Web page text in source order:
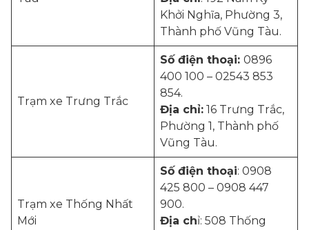
Khởi Nghĩa, Phường 3,
Thành phố Vũng Tàu.
Trạm xe Trưng Trắc
Số điện thoại: 0896
400 100 – 02543 853
854.
Địa chỉ: 16 Trưng Trắc,
Phường 1, Thành phố
Vũng Tàu.
Trạm xe Thống Nhất
Mới
Số điện thoại: 0908
425 800 – 0908 447
900.
Địa chỉ: 508 Thống